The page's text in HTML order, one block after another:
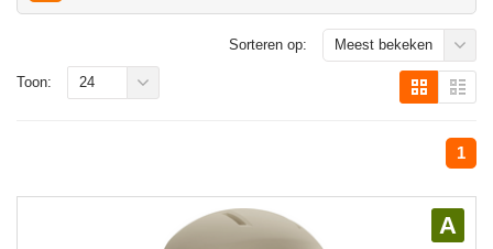
Sorteren op: Meest bekeken
1
Toon: 24
A